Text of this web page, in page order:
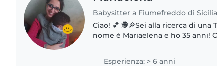
Babysitter a Fiumefreddo di Sicilia
Ciao! 💕 🕵️🔎Sei alla ricerca di una Tata?🤱🧑‍💻 🌸Il mio
nome è Mariaelena e ho 35 anni! Offro servizio di
automunita, e posso..
Esperienza: > 6 anni